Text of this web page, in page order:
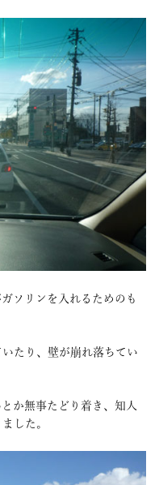
ソリンを入れるためのも
たり、壁が崩れ落ちてい
か無事たどり着き、知人
した。